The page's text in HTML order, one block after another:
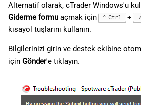
Alternatif olarak, cTrader Windows'u
Giderme formu açmak için Ctrl +
kısayol tuşlarını kullanın.
Bilgilerinizi girin ve destek ekibine
için Gönder'e tıklayın.